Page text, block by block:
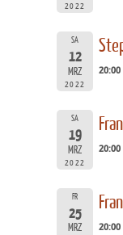
2022
SA
12
MRZ
2022
20:00
SA
19
MRZ
2022
20:00
FR
25
MRZ 20:00